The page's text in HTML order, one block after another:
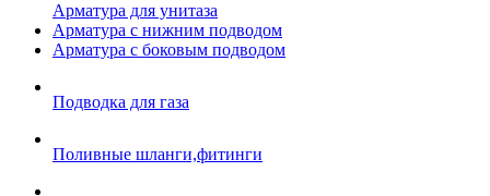
Арматура для унитаза
Арматура с нижним подводом
Арматура с боковым подводом
Подводка для газа
Поливные шланги,фитинги